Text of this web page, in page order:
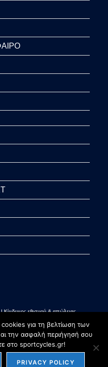
εθισμού & απώλειας
για τη βελτίωση των
την ασφαλή περιήγησή σου
στο sportcycles.gr!
PRIVACY POLICY